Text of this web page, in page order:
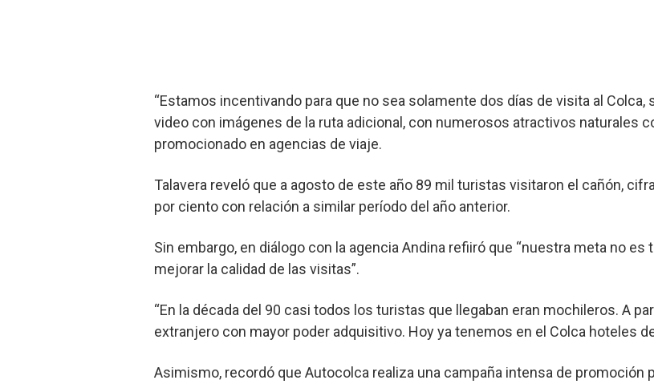
“Estamos incentivando para que no sea solamente dos días de visita al Colca,
video con imágenes de la ruta adicional, con numerosos atractivos naturales
promocionado en agencias de viaje.
Talavera reveló que a agosto de este año 89 mil turistas visitaron el cañón,
por ciento con relación a similar período del año anterior.
Sin embargo, en diálogo con la agencia Andina refiiró que “nuestra meta no
mejorar la calidad de las visitas”.
“En la década del 90 casi todos los turistas que llegaban eran mochileros. A
extranjero con mayor poder adquisitivo. Hoy ya tenemos en el Colca hoteles
Asimismo, recordó que Autocolca realiza una campaña intensa de promoción